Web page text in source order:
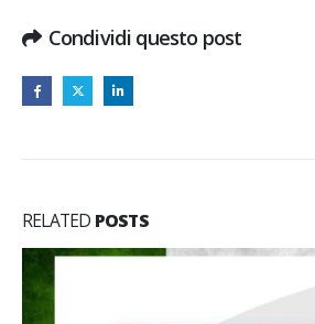
Condividi questo post
RELATED POSTS